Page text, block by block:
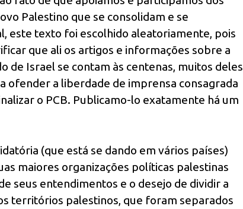
Palestino que se consolidam e se
este texto foi escolhido aleatoriamente, pois
que ali os artigos e informações sobre a
de Israel se contam às centenas, muitos deles
ofender a liberdade de imprensa consagrada
o PCB. Publicamo-lo exatamente há um
(que está se dando em vários países)
maiores organizações políticas palestinas
seus entendimentos e o desejo de dividir a
territórios palestinos, que foram separados